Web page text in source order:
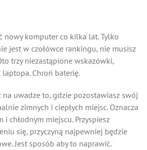
nowy komputer co kilka lat. Tylko
jest w czołówce rankingu, nie musisz
trzy niezastąpione wskazówki,
laptopa. Chroń baterię.
na uwadze to, gdzie pozostawiasz swój
zimnych i ciepłych miejsc. Oznacza
chłodnym miejscu. Przyspiesz
się, przyczyną najpewniej będzie
Jest sposób aby to naprawić.